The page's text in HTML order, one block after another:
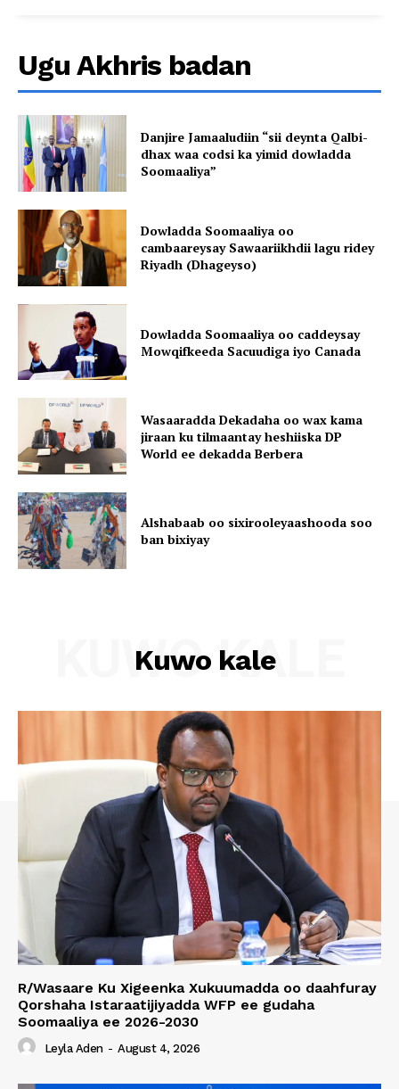
Ugu Akhris badan
Danjire Jamaaludiin “sii deynta Qalbi-
dhax waa codsi ka yimid dowladda
Soomaaliya”
Dowladda Soomaaliya oo
cambaareysay Sawaariikhdii lagu ridey
Riyadh (Dhageyso)
Dowladda Soomaaliya oo caddeysay
Mowqifkeeda Sacuudiga iyo Canada
Wasaaradda Dekadaha oo wax kama
jiraan ku tilmaantay heshiiska DP
World ee dekadda Berbera
Alshabaab oo sixirooleyaashooda soo
ban bixiyay
Kuwo kale
KUWO KALE
R/Wasaare Ku Xigeenka Xukuumadda oo daahfuray
Qorshaha Istaraatijiyadda WFP ee gudaha
Soomaaliya ee 2026-2030
Leyla Aden - August 4, 2026